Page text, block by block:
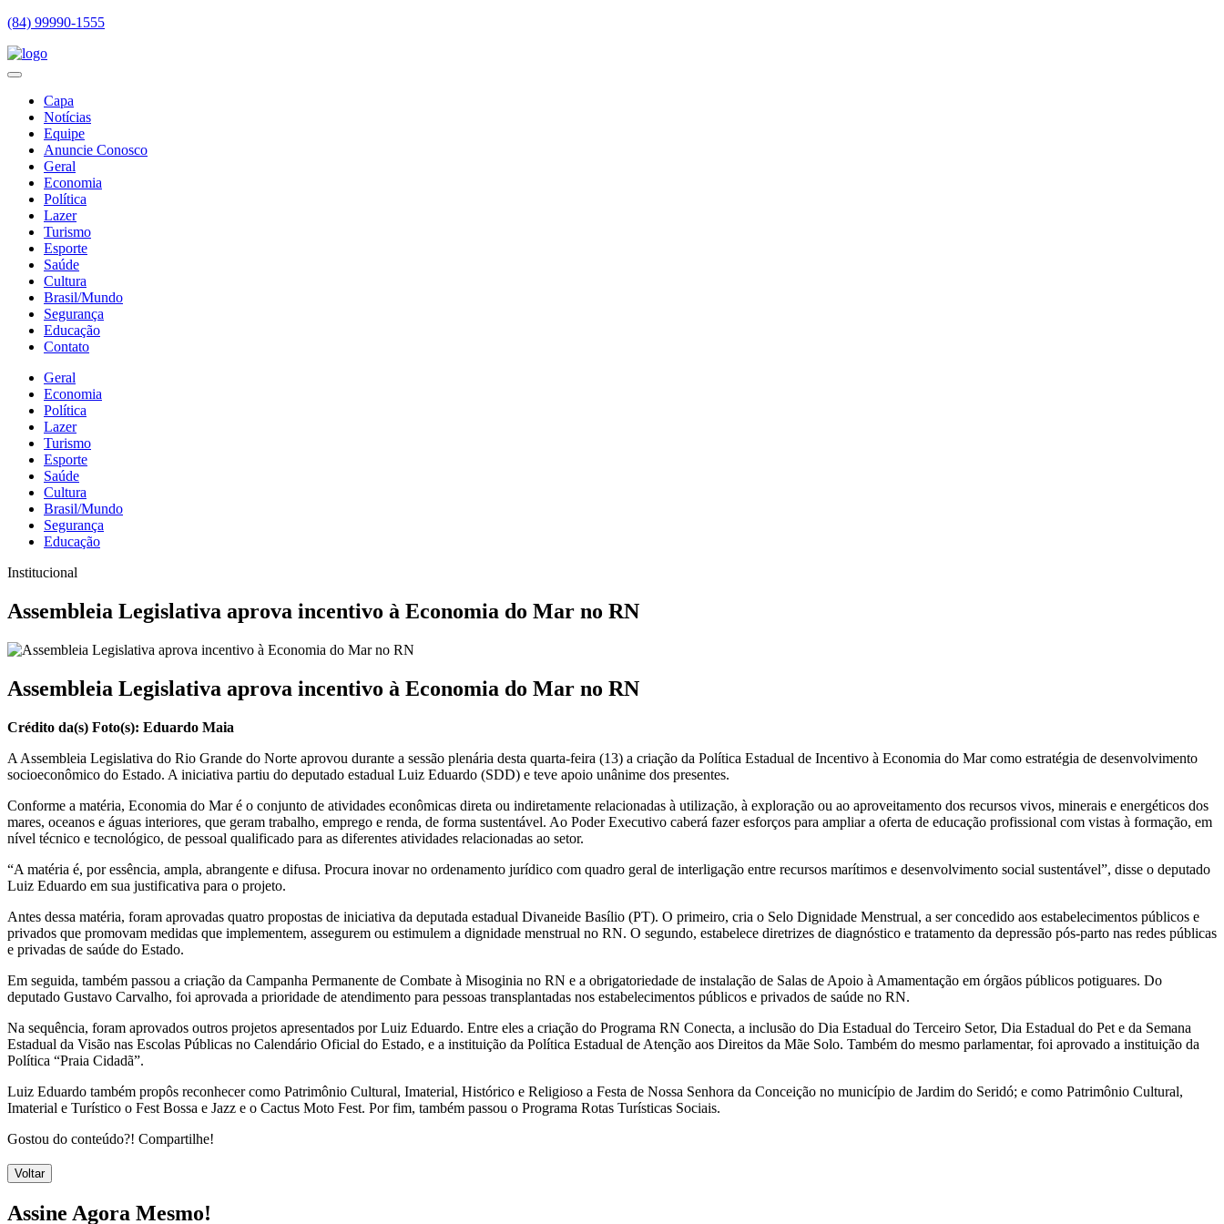
(84) 99990-1555
Capa
Notícias
Equipe
Anuncie Conosco
Geral
Economia
Política
Lazer
Turismo
Esporte
Saúde
Cultura
Brasil/Mundo
Segurança
Educação
Contato
Geral
Economia
Política
Lazer
Turismo
Esporte
Saúde
Cultura
Brasil/Mundo
Segurança
Educação
Institucional
Assembleia Legislativa aprova incentivo à Economia do Mar no RN
Assembleia Legislativa aprova incentivo à Economia do Mar no RN
Crédito da(s) Foto(s): Eduardo Maia
A Assembleia Legislativa do Rio Grande do Norte aprovou durante a sessão plenária desta quarta-feira (13) a criação da Política Estadual de Incentivo à Economia do Mar como estratégia de desenvolvimento
socioeconômico do Estado. A iniciativa partiu do deputado estadual Luiz Eduardo (SDD) e teve apoio unânime dos presentes.
Conforme a matéria, Economia do Mar é o conjunto de atividades econômicas direta ou indiretamente relacionadas à utilização, à exploração ou ao aproveitamento dos recursos vivos, minerais e energéticos dos
mares, oceanos e águas interiores, que geram trabalho, emprego e renda, de forma sustentável. Ao Poder Executivo caberá fazer esforços para ampliar a oferta de educação profissional com vistas à formação, em
nível técnico e tecnológico, de pessoal qualificado para as diferentes atividades relacionadas ao setor.
“A matéria é, por essência, ampla, abrangente e difusa. Procura inovar no ordenamento jurídico com quadro geral de interligação entre recursos marítimos e desenvolvimento social sustentável”, disse o deputado
Luiz Eduardo em sua justificativa para o projeto.
Antes dessa matéria, foram aprovadas quatro propostas de iniciativa da deputada estadual Divaneide Basílio (PT). O primeiro, cria o Selo Dignidade Menstrual, a ser concedido aos estabelecimentos públicos e
privados que promovam medidas que implementem, assegurem ou estimulem a dignidade menstrual no RN. O segundo, estabelece diretrizes de diagnóstico e tratamento da depressão pós-parto nas redes públicas
e privadas de saúde do Estado.
Em seguida, também passou a criação da Campanha Permanente de Combate à Misoginia no RN e a obrigatoriedade de instalação de Salas de Apoio à Amamentação em órgãos públicos potiguares. Do
deputado Gustavo Carvalho, foi aprovada a prioridade de atendimento para pessoas transplantadas nos estabelecimentos públicos e privados de saúde no RN.
Na sequência, foram aprovados outros projetos apresentados por Luiz Eduardo. Entre eles a criação do Programa RN Conecta, a inclusão do Dia Estadual do Terceiro Setor, Dia Estadual do Pet e da Semana
Estadual da Visão nas Escolas Públicas no Calendário Oficial do Estado, e a instituição da Política Estadual de Atenção aos Direitos da Mãe Solo. Também do mesmo parlamentar, foi aprovado a instituição da
Política “Praia Cidadã”.
Luiz Eduardo também propôs reconhecer como Patrimônio Cultural, Imaterial, Histórico e Religioso a Festa de Nossa Senhora da Conceição no município de Jardim do Seridó; e como Patrimônio Cultural,
Imaterial e Turístico o Fest Bossa e Jazz e o Cactus Moto Fest. Por fim, também passou o Programa Rotas Turísticas Sociais.
Gostou do conteúdo?! Compartilhe!
Voltar
Assine Agora Mesmo!